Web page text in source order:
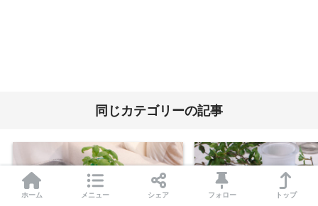
同じカテゴリーの記事
ホーム メニュー シェア フォロー トップ